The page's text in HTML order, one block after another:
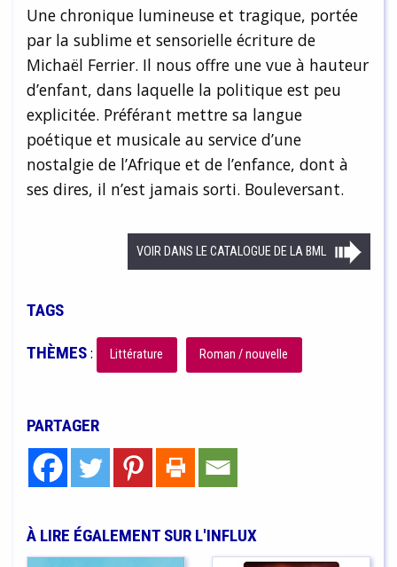
Une chronique lumineuse et tragique, portée
par la sublime et sensorielle écriture de
Michaël Ferrier. Il nous offre une vue à hauteur
d’enfant, dans laquelle la politique est peu
explicitée. Préférant mettre sa langue
poétique et musicale au service d’une
nostalgie de l’Afrique et de l’enfance, dont à
ses dires, il n’est jamais sorti. Bouleversant.
VOIR DANS LE CATALOGUE DE LA BML
TAGS
THÈMES: Littérature Roman / nouvelle
PARTAGER
À LIRE ÉGALEMENT SUR L'INFLUX